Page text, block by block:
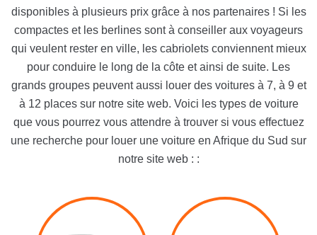
disponibles à plusieurs prix grâce à nos partenaires ! Si les
compactes et les berlines sont à conseiller aux voyageurs
qui veulent rester en ville, les cabriolets conviennent mieux
pour conduire le long de la côte et ainsi de suite. Les
grands groupes peuvent aussi louer des voitures à 7, à 9 et
à 12 places sur notre site web. Voici les types de voiture
que vous pourrez vous attendre à trouver si vous effectuez
une recherche pour louer une voiture en Afrique du Sud sur
notre site web : :